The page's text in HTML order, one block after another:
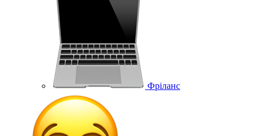
Фріланс